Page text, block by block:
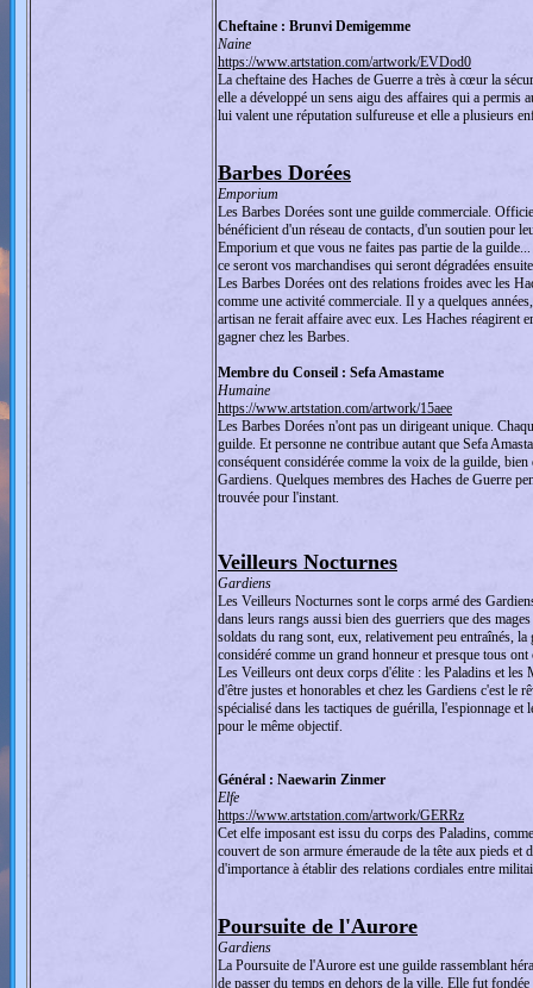
Cheftaine : Brunvi Demigemme
Naine
https://www.artstation.com/artwork/EVDod0
La cheftaine des Haches de Guerre a très à cœur la
elle a développé un sens aigu des affaires qui a permis
lui valent une réputation sulfureuse et elle a plusieurs
Barbes Dorées
Emporium
Les Barbes Dorées sont une guilde commerciale.
bénéficient d'un réseau de contacts, d'un soutien pour
Emporium et que vous ne faites pas partie de la
ce seront vos marchandises qui seront dégradées
Les Barbes Dorées ont des relations froides avec les
comme une activité commerciale. Il y a quelques
artisan ne ferait affaire avec eux. Les Haches réagirent
gagner chez les Barbes.
Membre du Conseil : Sefa Amastame
Humaine
https://www.artstation.com/artwork/15aee
Les Barbes Dorées n'ont pas un dirigeant unique.
guilde. Et personne ne contribue autant que Sefa
conséquent considérée comme la voix de la guilde,
Gardiens. Quelques membres des Haches de Guerre
trouvée pour l'instant.
Veilleurs Nocturnes
Gardiens
Les Veilleurs Nocturnes sont le corps armé des
dans leurs rangs aussi bien des guerriers que des
soldats du rang sont, eux, relativement peu entraînés,
considéré comme un grand honneur et presque tous ont
Les Veilleurs ont deux corps d'élite : les Paladins et les
d'être justes et honorables et chez les Gardiens c'est le
spécialisé dans les tactiques de guérilla, l'espionnage
pour le même objectif.
Général : Naewarin Zinmer
Elfe
https://www.artstation.com/artwork/GERRz
Cet elfe imposant est issu du corps des Paladins,
couvert de son armure émeraude de la tête aux pieds
d'importance à établir des relations cordiales entre
Poursuite de l'Aurore
Gardiens
La Poursuite de l'Aurore est une guilde rassemblant
de passer du temps en dehors de la ville. Elle fut